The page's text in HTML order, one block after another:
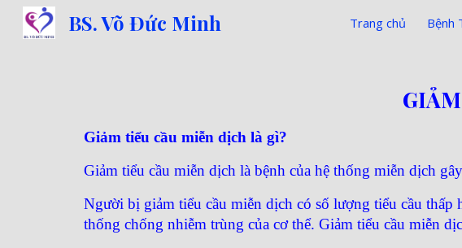
Skip to main content
BS. Võ Đức Minh Trang chủ Bệnh
Giảm tiểu cầu miễn dịch là gì?
Giảm tiểu cầu miễn dịch là bệnh của hệ thống miễn dịch
Người bị giảm tiểu cầu miễn dịch có số lượng tiểu cầu
thống chống nhiễm trùng của cơ thể. Giảm tiểu cầu miễn